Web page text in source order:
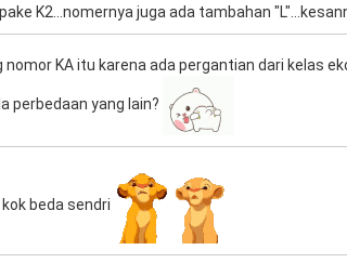
K2...nomernya juga ada tambahan
nomor KA itu karena ada pergantian dari kelas
perbedaan yang lain?
beda sendri